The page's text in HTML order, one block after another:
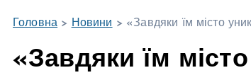
Головна > Новини > «Завдяки їм місто
«Завдяки їм